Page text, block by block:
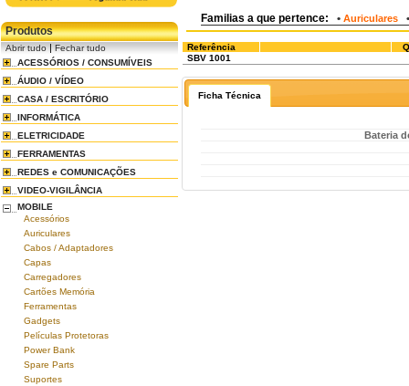
Produtos
Abrir tudo|Fechar tudo
ACESSÓRIOS / CONSUMÍVEIS
ÁUDIO / VÍDEO
CASA / ESCRITÓRIO
INFORMÁTICA
ELETRICIDADE
FERRAMENTAS
REDES e COMUNICAÇÕES
VIDEO-VIGILÂNCIA
MOBILE
Acessórios
Auriculares
Cabos / Adaptadores
Capas
Carregadores
Cartões Memória
Ferramentas
Gadgets
Películas Protetoras
Power Bank
Spare Parts
Suportes
Familias a que pertence: • Auriculares
Referência
SBV 1001
Ficha Técnica
Bateria